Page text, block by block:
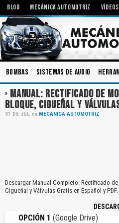
BLOG MECÁNICA AUTOMOTRIZ VÍDEOS
Bombas Sistemas de Audio
MANUAL: RECTIFICADO DE
BLOQUE, CIGUEÑAL Y
31 DE JUL en MECÁNICA AUTOMOTRIZ
Descargar Manual Completo: Rectificado
Cigueñal y Válvulas Gratis en Español y PDF.
OPCIÓN 1 (Google Drive)